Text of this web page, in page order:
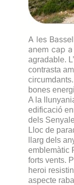
A les
anem cap a
agradable.
contrasta
bones
A la
edificació
dels
Lloc de
llarg dels
emblemàtic
forts vents.
heroi
aspecte